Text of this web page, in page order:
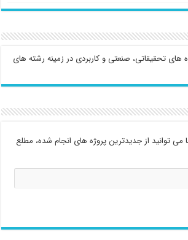
های تحقیقاتی، صنعتی و کاربردی در زمینه رشته های
می توانید از جدیدترین پروژه های انجام شده، مطلع